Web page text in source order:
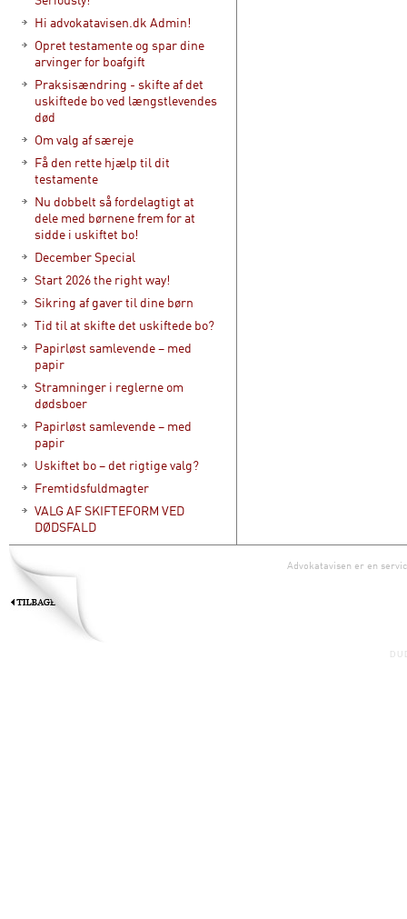
Hi advokatavisen.dk Admin!
Opret testamente og spar dine
arvinger for boafgift
Praksisændring - skifte af det
uskiftede bo ved længstlevendes
død
Om valg af særeje
Få den rette hjælp til dit
testamente
Nu dobbelt så fordelagtigt at
dele med børnene frem for at
sidde i uskiftet bo!
December Special
Start 2026 the right way!
Sikring af gaver til dine børn
Tid til at skifte det uskiftede bo?
Papirløst samlevende – med
papir
Stramninger i reglerne om
dødsboer
Papirløst samlevende – med
papir
Uskiftet bo – det rigtige valg?
Fremtidsfuldmagter
VALG AF SKIFTEFORM VED
DØDSFALD
Advokatavisen er en